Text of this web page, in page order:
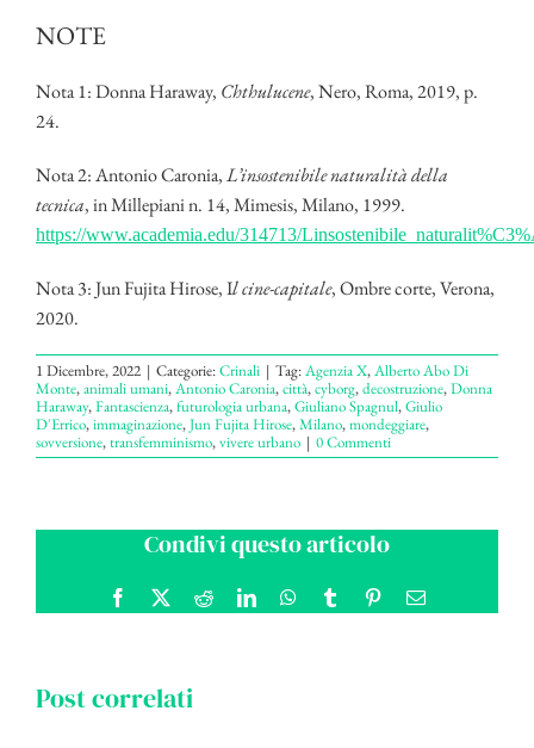
NOTE
Nota 1: Donna Haraway, Chthulucene, Nero, Roma, 2019, p.
24.
Nota 2: Antonio Caronia,L’insostenibile naturalità della
tecnica, in Millepiani n. 14, Mimesis, Milano, 1999.
https://www.academia.edu/314713/
Nota 3: Jun Fujita Hirose, Il cine-capitale, Ombre corte, Verona,
2020.
1 Dicembre, 2022 | Categorie:Crinali | Tag:Agenzia X,Alberto Abo Di
Monte,animali umani,Antonio Caronia,città,cyborg,decostruzione,Donna
Haraway,Fantascienza,futurologia urbana,Giuliano Spagnul,Giulio
D'Errico,immaginazione,Jun Fujita Hirose,Milano,mondeggiare,
sovversione,transfemminismo,vivere urbano | 0 Commenti
Condivi questo articolo
Facebook RedditLinkedInWhatsApp
Tumblr PinterestEmail
Post correlati